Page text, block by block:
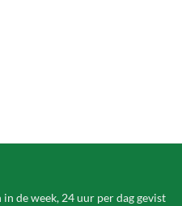
de week, 24 uur per dag gevist